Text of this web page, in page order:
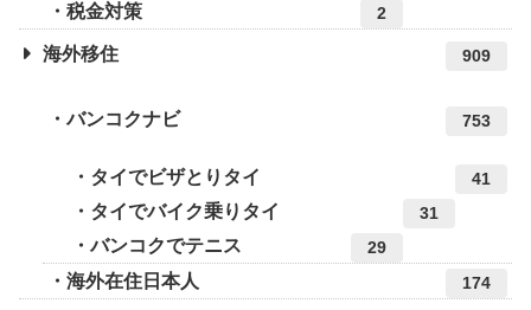
税金対策 2
海外移住 909
バンコクナビ 753
タイでビザとりタイ 41
タイでバイク乗りタイ 31
バンコクでテニス 29
海外在住日本人 174